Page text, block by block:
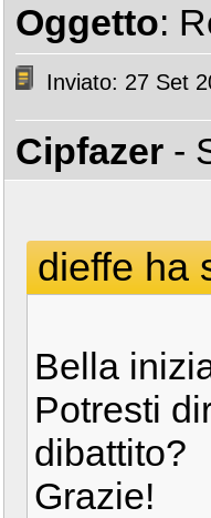
Oggetto:
Inviato: 27 Set
Cipfazer -
dieffe ha
Bella
Potresti
dibattito?
Grazie!